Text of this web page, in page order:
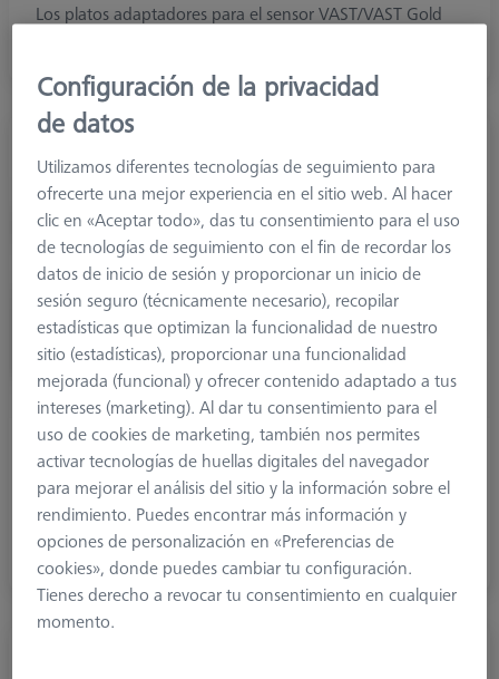
Los platos adaptadores para el sensor VAST/VAST Gold
ZEISS VAST XTR
Los platos adaptadores para VAST XTR tienen rodillos
adicionales para representar la función de rotación del
sensor. La conexión es M5
Configuración de la privacidad
de datos
Utilizamos diferentes tecnologías de seguimiento para
ofrecerte una mejor experiencia en el sitio web. Al hacer
clic en «Aceptar todo», das tu consentimiento para el uso
de tecnologías de seguimiento con el fin de recordar los
datos de inicio de sesión y proporcionar un inicio de
sesión seguro (técnicamente necesario), recopilar
estadísticas que optimizan la funcionalidad de nuestro
sitio (estadísticas), proporcionar una funcionalidad
mejorada (funcional) y ofrecer contenido adaptado a tus
intereses (marketing). Al dar tu consentimiento para el
uso de cookies de marketing, también nos permites
activar tecnologías de huellas digitales del navegador
para mejorar el análisis del sitio y la información sobre el
rendimiento. Puedes encontrar más información y
opciones de personalización en «Preferencias de
cookies», donde puedes cambiar tu configuración.
Tienes derecho a revocar tu consentimiento en cualquier
momento.